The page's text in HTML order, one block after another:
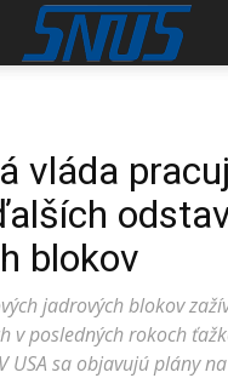
vláda
blokov
jadrových blokov
v posledných rokoch
USA sa objavujú plány